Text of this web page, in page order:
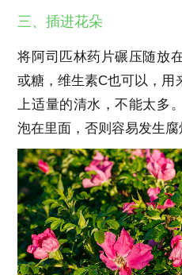
三、插进花朵
将阿司匹林药片碾压随放
或糖，维生素C也可以，用
上适量的清水，不能太多
泡在里面，否则容易发生腐